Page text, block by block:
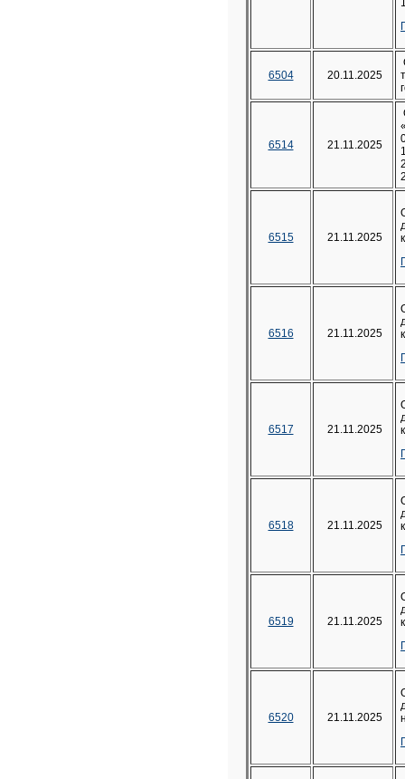
6504 20.11.2025
6514 21.11.2025
6515 21.11.2025
6516 21.11.2025
6517 21.11.2025
6518 21.11.2025
6519 21.11.2025
6520 21.11.2025